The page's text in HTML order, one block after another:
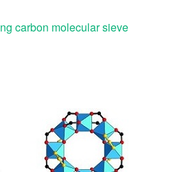
carbon molecular sieve